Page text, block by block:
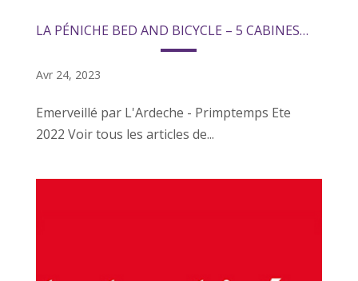
LA PÉNICHE BED AND BICYCLE – 5 CABINES…
Avr 24, 2023
Emerveillé par L'Ardeche - Primptemps Ete
2022 Voir tous les articles de...